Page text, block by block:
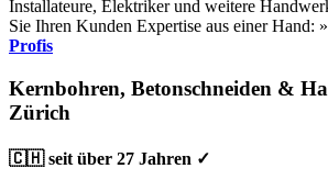
Installateure, Elektriker und weitere
Sie Ihren Kunden Expertise aus einer Hand: »
Profis
Kernbohren, Betonschneiden &
Zürich
🇨🇭 seit über 27 Jahren ✓